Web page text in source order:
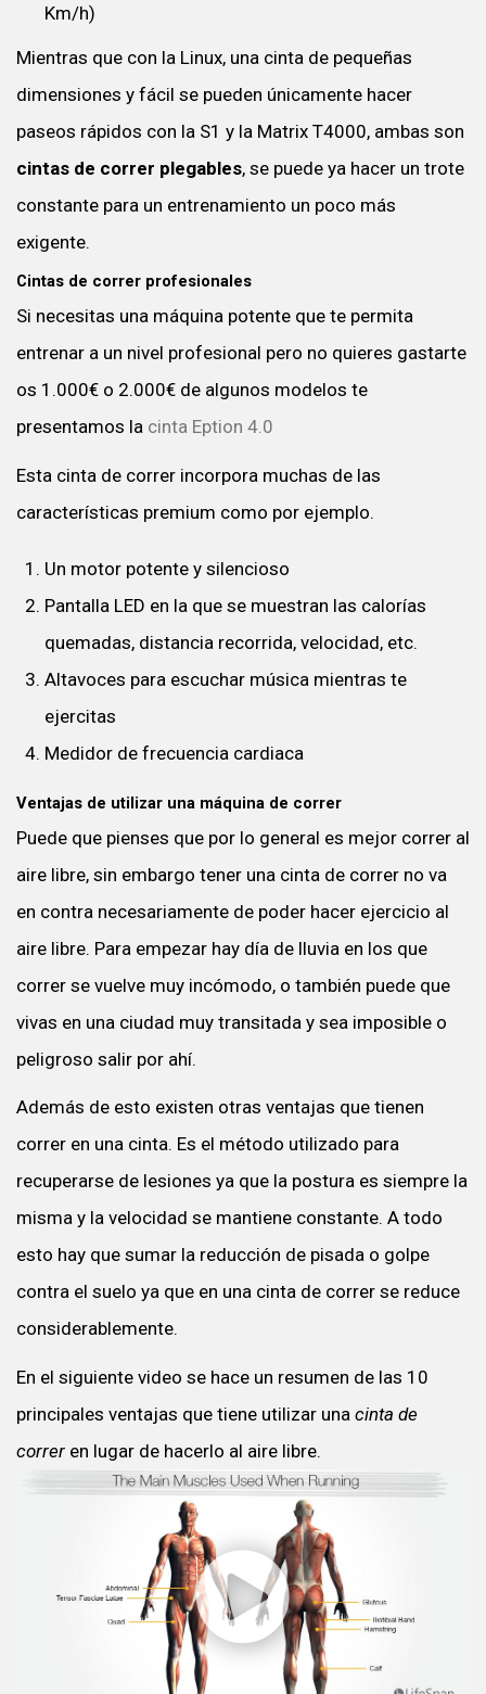
Km/h)
Mientras que con la Linux, una cinta de pequeñas
dimensiones y fácil se pueden únicamente hacer
paseos rápidos con la S1 y la Matrix T4000, ambas son
cintas de correr plegables, se puede ya hacer un trote
constante para un entrenamiento un poco más
exigente.
Cintas de correr profesionales
Si necesitas una máquina potente que te permita
entrenar a un nivel profesional pero no quieres gastarte
os 1.000€ o 2.000€ de algunos modelos te
presentamos la cinta Eption 4.0
Esta cinta de correr incorpora muchas de las
características premium como por ejemplo.
Un motor potente y silencioso
Pantalla LED en la que se muestran las calorías
quemadas, distancia recorrida, velocidad, etc.
Altavoces para escuchar música mientras te
ejercitas
Medidor de frecuencia cardiaca
Ventajas de utilizar una máquina de correr
Puede que pienses que por lo general es mejor correr al
aire libre, sin embargo tener una cinta de correr no va
en contra necesariamente de poder hacer ejercicio al
aire libre. Para empezar hay día de lluvia en los que
correr se vuelve muy incómodo, o también puede que
vivas en una ciudad muy transitada y sea imposible o
peligroso salir por ahí.
Además de esto existen otras ventajas que tienen
correr en una cinta. Es el método utilizado para
recuperarse de lesiones ya que la postura es siempre la
misma y la velocidad se mantiene constante. A todo
esto hay que sumar la reducción de pisada o golpe
contra el suelo ya que en una cinta de correr se reduce
considerablemente.
En el siguiente video se hace un resumen de las 10
principales ventajas que tiene utilizar una cinta de
correr en lugar de hacerlo al aire libre.